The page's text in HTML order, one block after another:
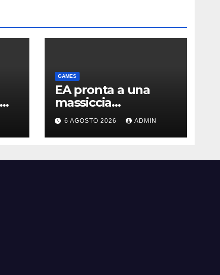
GAMES
EA pronta a una
massiccia
ristrutturazione (con
licenziamenti) dopo
l’addio alla Borsa?
6 AGOSTO 2026 ADMIN